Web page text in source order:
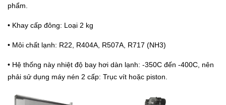
phẩm.
• Khay cấp đông: Loại 2 kg
• Môi chất lạnh: R22, R404A, R507A, R717 (NH3)
• Hệ thống này nhiệt độ bay hơi dàn lạnh: -350C đến -400C, nên
phải sử dụng máy nén 2 cấp: Trục vít hoặc piston.